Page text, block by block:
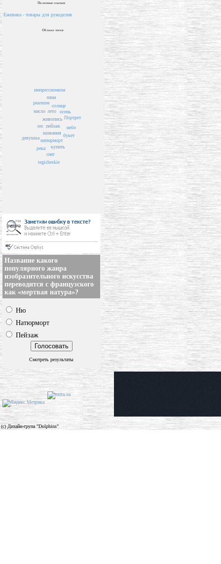
Полезные ссылки
Ежевика - товары для рукоделия
Облако тегов
пейзаж
названия
живопись
лето
натюрморт
купить
солнце
лес
зима
осень
букет
масло
река
снег
tegicheskie
реализм
небо
импрессионизм
Портрет
девушка
Название какого
популярного жанра
изобразительного искусства
переводится с французского
как «мертвая натура»?
Ню
Натюрморт
Пейзаж
Смотреть результаты
(c) Дизайн-група "Dolphins"